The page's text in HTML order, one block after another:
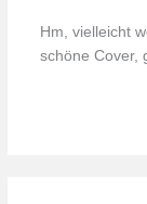
Hm, vielleicht
schöne Cover,